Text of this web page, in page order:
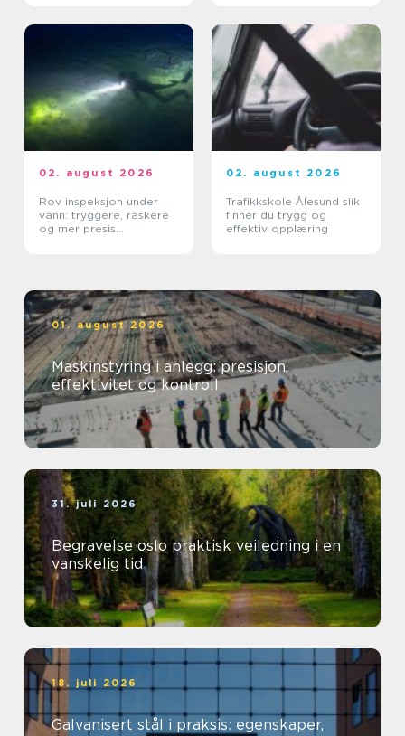
02. august 2026
Rov inspeksjon under
vann: tryggere, raskere
og mer presis
02. august 2026
Trafikkskole Ålesund slik
finner du trygg og
effektiv opplæring
01. august 2026
Maskinstyring i anlegg: presisjon,
effektivitet og kontroll
31. juli 2026
Begravelse oslo praktisk veiledning i en
vanskelig tid
18. juli 2026
Galvanisert stål i praksis: egenskaper,